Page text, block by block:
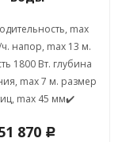
max
напор, max 13 м.
1800 Вт. глубина
max 7 м. размер
max 45 мм✔️
870 c